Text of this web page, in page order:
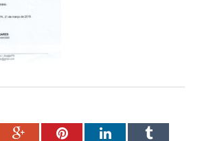
Google+PinterestLinkedInTumblr